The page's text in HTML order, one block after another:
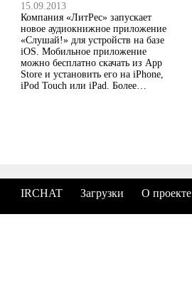
15.09.2013
Компания «ЛитРес» запускает
новое аудиокнижное приложение
«Слушай!» для устройств на базе
iOS. Мобильное приложение
можно бесплатно скачать из App
Store и установить его на iPhone,
iPod Touch или iPad. Более…
IRCHAT Загрузки О проекте